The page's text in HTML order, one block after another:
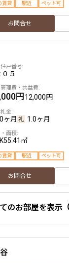
０１
円20,000円
無
50.68㎡
三井の賃貸 フリーレント
お問合せ
円
無
賃貸 駅近 ペット可
お問合せ
０５
円12,000円
ヶ月 1.0ヶ月
55.41㎡
賃貸 駅近 ペット可
お問合せ
のお部屋を表示